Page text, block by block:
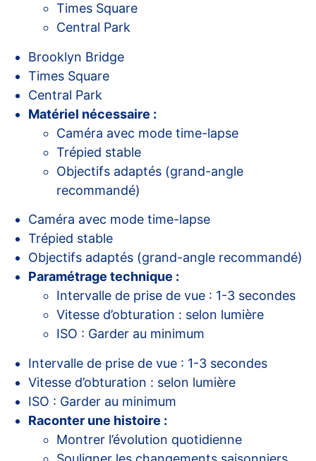
Times Square
Central Park
Brooklyn Bridge
Times Square
Central Park
Matériel nécessaire :
Caméra avec mode time-lapse
Trépied stable
Objectifs adaptés (grand-angle
recommandé)
Caméra avec mode time-lapse
Trépied stable
Objectifs adaptés (grand-angle recommandé)
Paramétrage technique :
Intervalle de prise de vue : 1-3 secondes
Vitesse d’obturation : selon lumière
ISO : Garder au minimum
Intervalle de prise de vue : 1-3 secondes
Vitesse d’obturation : selon lumière
ISO : Garder au minimum
Raconter une histoire :
Montrer l’évolution quotidienne